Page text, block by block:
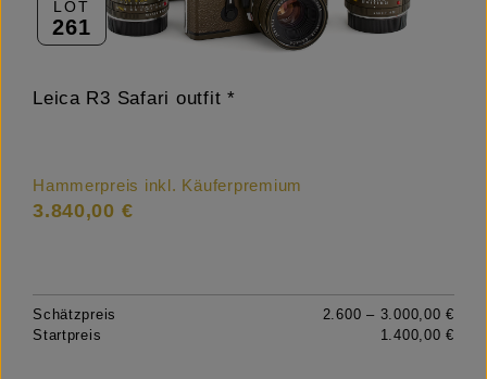
LOT
261
Leica R3 Safari outfit *
Hammerpreis inkl. Käuferpremium
3.840,00 €
Schätzpreis
2.600 – 3.000,00 €
Startpreis
1.400,00 €